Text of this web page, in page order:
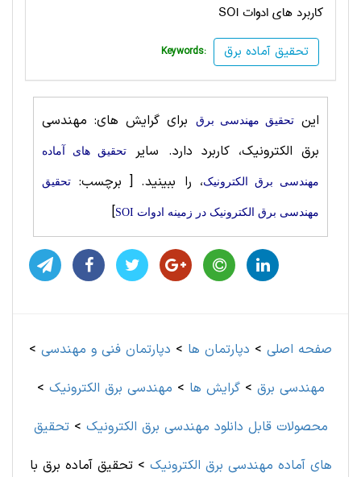
کاربرد های ادواتSOI
Keywords: تحقیق آماده برق
اینتحقیق مهندسی برق
برای گرایش های: مهندسی
برق الکترونیک، کاربرد دارد. سایر
تحقیق های آماده
مهندسی برق الکترونیک، را ببینید. [ برچسب: تحقیق
مهندسی برق الکترونیک در زمینه ادوات SOI ]
صفحه اصلی > دپارتمان ها > دپارتمان فنی و مهندسی >
مهندسی برق >گرایش ها > مهندسی برق الکترونیک >
محصولات قابل دانلود مهندسی برق الکترونیک >تحقیق
های آماده مهندسی برق الکترونیک >تحقیق آماده برق با